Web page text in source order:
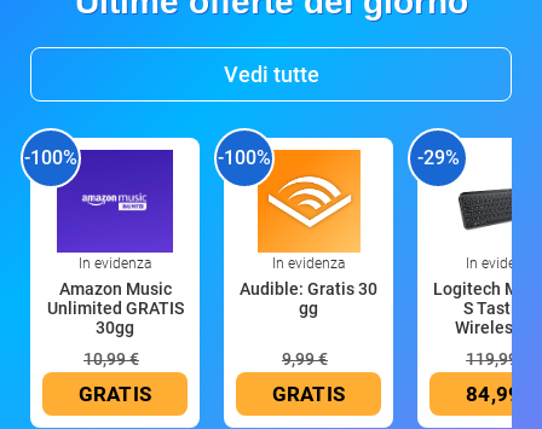
Vedi tutte
-100%
In evidenza
Amazon Music
Unlimited GRATIS
30gg
10,99 €
GRATIS
-100%
In evidenza
Audible: Gratis 30
gg
9,99 €
GRATIS
-29%
In evidenza
Logitech MX
S Tastiera
Wireless
119,99 €
84,99 €